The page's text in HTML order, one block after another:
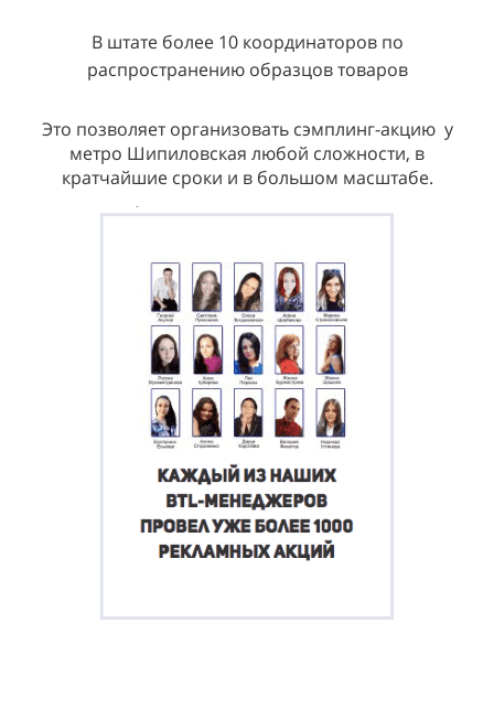
В штате более 10 координаторов по
распространению образцов товаров
Это позволяет организовать сэмплинг-акцию у
метро Шипиловская любой сложности, в
кратчайшие сроки и в большом масштабе.